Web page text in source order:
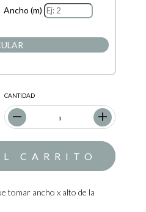
Ancho (m)
CANTIDAD
tomar ancho x alto de la